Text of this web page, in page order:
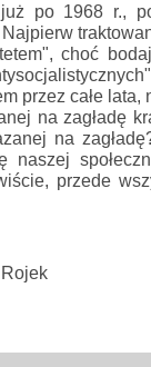
po 1968 r.,
choć
przez całe
na zagładę
na
naszej
przede